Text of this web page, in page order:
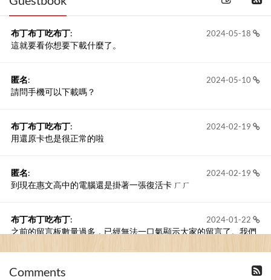
2024-05-18
布丁布丁吃布丁:
這就要看你想要下載什麼了。
2024-05-10
匿名:
請問手機可以下載嗎？
2024-02-19
布丁布丁吃布丁:
用還原卡也是很正常的啦
2024-02-19
匿名:
到現在惠文高中的電腦還是掛著一張復活卡 ㄏㄏ
2024-01-22
布丁布丁吃布丁:
之前的留言板數量過多，已經無法一口氣顯示大家的留言了。我們
Comments